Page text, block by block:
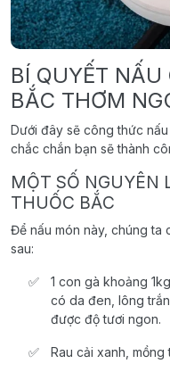
BÍ QUYẾT
BẮC THƠM
Dưới đây sẽ công thức
chắc chắn bạn sẽ thành
MỘT SỐ NGUYÊN
THUỐC BẮC
Để nấu món này, chúng ta
sau:
1 con gà khoảng
có da đen, lông
được độ tươi ngon.
Rau cải xanh, mồng